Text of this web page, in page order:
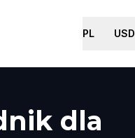
PL USD
dla